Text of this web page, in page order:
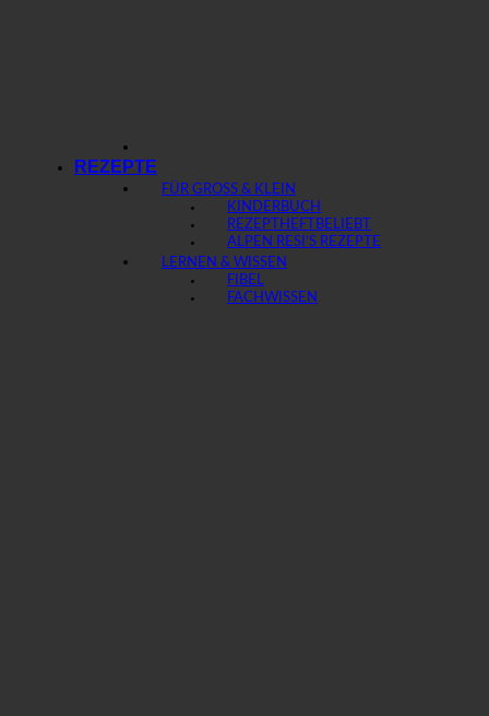
REZEPTE
FÜR GROSS & KLEIN
KINDERBUCH
REZEPTHEFT
ALPEN RESI’S REZEPTE
LERNEN & WISSEN
FIBEL
FACHWISSEN